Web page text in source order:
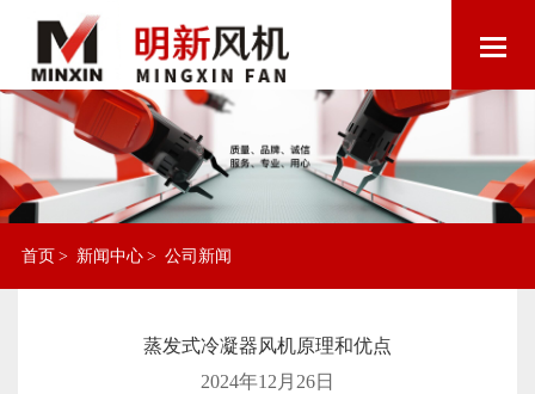
首页 > 新闻中心 > 公司新闻
蒸发式冷凝器风机原理和优点
2024年12月26日